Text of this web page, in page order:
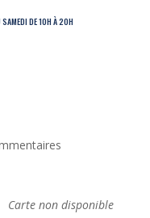
SAMEDI DE 10H À 20H
Carte non disponible